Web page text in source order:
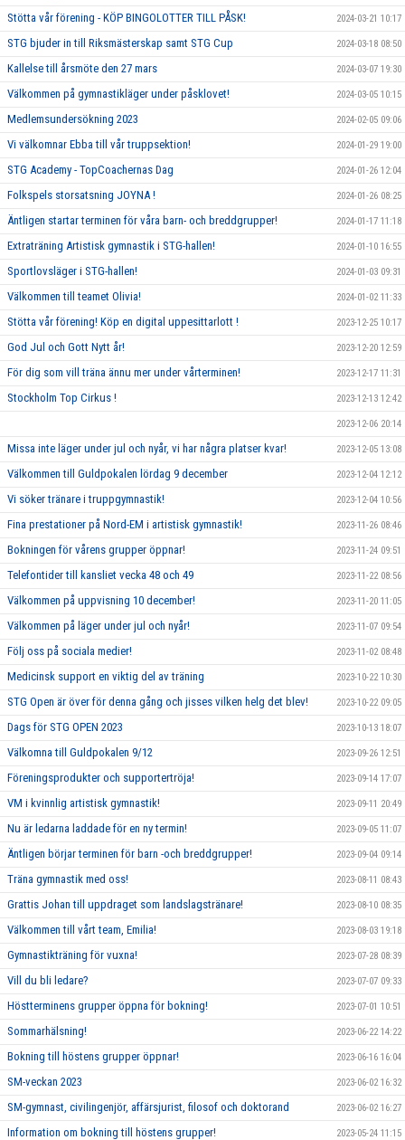
Stötta vår förening - KÖP BINGOLOTTER TILL PÅSK! 2024-03-21 10:17
STG bjuder in till Riksmästerskap samt STG Cup 2024-03-18 08:50
Kallelse till årsmöte den 27 mars 2024-03-07 19:30
Välkommen på gymnastikläger under påsklovet! 2024-03-05 10:15
Medlemsundersökning 2023 2024-02-05 09:06
Vi välkomnar Ebba till vår truppsektion! 2024-01-29 19:00
STG Academy - TopCoachernas Dag 2024-01-26 12:04
Folkspels storsatsning JOYNA ! 2024-01-26 08:25
Äntligen startar terminen för våra barn- och breddgrupper! 2024-01-17 11:18
Extraträning Artistisk gymnastik i STG-hallen! 2024-01-10 16:55
Sportlovsläger i STG-hallen! 2024-01-03 09:31
Välkommen till teamet Olivia! 2024-01-02 11:33
Stötta vår förening! Köp en digital uppesittarlott ! 2023-12-25 10:17
God Jul och Gott Nytt år! 2023-12-20 12:59
För dig som vill träna ännu mer under vårterminen! 2023-12-17 11:31
Stockholm Top Cirkus ! 2023-12-13 12:42
2023-12-06 20:14
Missa inte läger under jul och nyår, vi har några platser kvar! 2023-12-05 13:08
Välkommen till Guldpokalen lördag 9 december 2023-12-04 12:12
Vi söker tränare i truppgymnastik! 2023-12-04 10:56
Fina prestationer på Nord-EM i artistisk gymnastik! 2023-11-26 08:46
Bokningen för vårens grupper öppnar! 2023-11-24 09:51
Telefontider till kansliet vecka 48 och 49 2023-11-22 08:56
Välkommen på uppvisning 10 december! 2023-11-20 11:05
Välkommen på läger under jul och nyår! 2023-11-07 09:54
Följ oss på sociala medier! 2023-11-02 08:48
Medicinsk support en viktig del av träning 2023-10-22 10:30
STG Open är över för denna gång och jisses vilken helg det blev! 2023-10-22 09:05
Dags för STG OPEN 2023 2023-10-13 18:07
Välkomna till Guldpokalen 9/12 2023-09-26 12:51
Föreningsprodukter och supportertröja! 2023-09-14 17:07
VM i kvinnlig artistisk gymnastik! 2023-09-11 20:49
Nu är ledarna laddade för en ny termin! 2023-09-05 11:07
Äntligen börjar terminen för barn -och breddgrupper! 2023-09-04 09:14
Träna gymnastik med oss! 2023-08-11 08:43
Grattis Johan till uppdraget som landslagstränare! 2023-08-10 08:35
Välkommen till vårt team, Emilia! 2023-08-03 19:18
Gymnastikträning för vuxna! 2023-07-28 08:39
Vill du bli ledare? 2023-07-07 09:33
Höstterminens grupper öppna för bokning! 2023-07-01 10:51
Sommarhälsning! 2023-06-22 14:22
Bokning till höstens grupper öppnar! 2023-06-16 16:04
SM-veckan 2023 2023-06-02 16:32
SM-gymnast, civilingenjör, affärsjurist, filosof och doktorand 2023-06-02 16:27
Information om bokning till höstens grupper! 2023-05-24 11:15